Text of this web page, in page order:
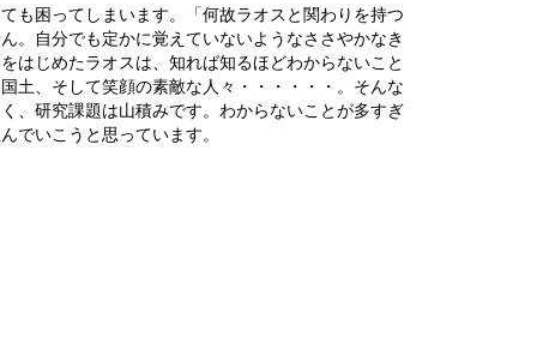
困ってしまいます。「何故ラオスと関わりを持つ
。自分でも定かに覚えていないようなささやかなき
はじめたラオスは、知れば知るほどわからないこと
土、そして笑顔の素敵な人々・・・・・・。そんな
、研究課題は山積みです。わからないことが多すぎ
でいこうと思っています。